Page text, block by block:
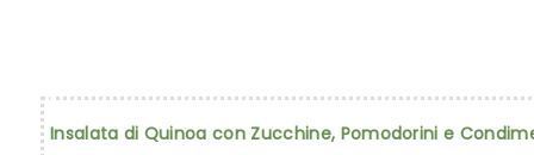
Insalata di Quinoa con Zucchine, Pomodorini e